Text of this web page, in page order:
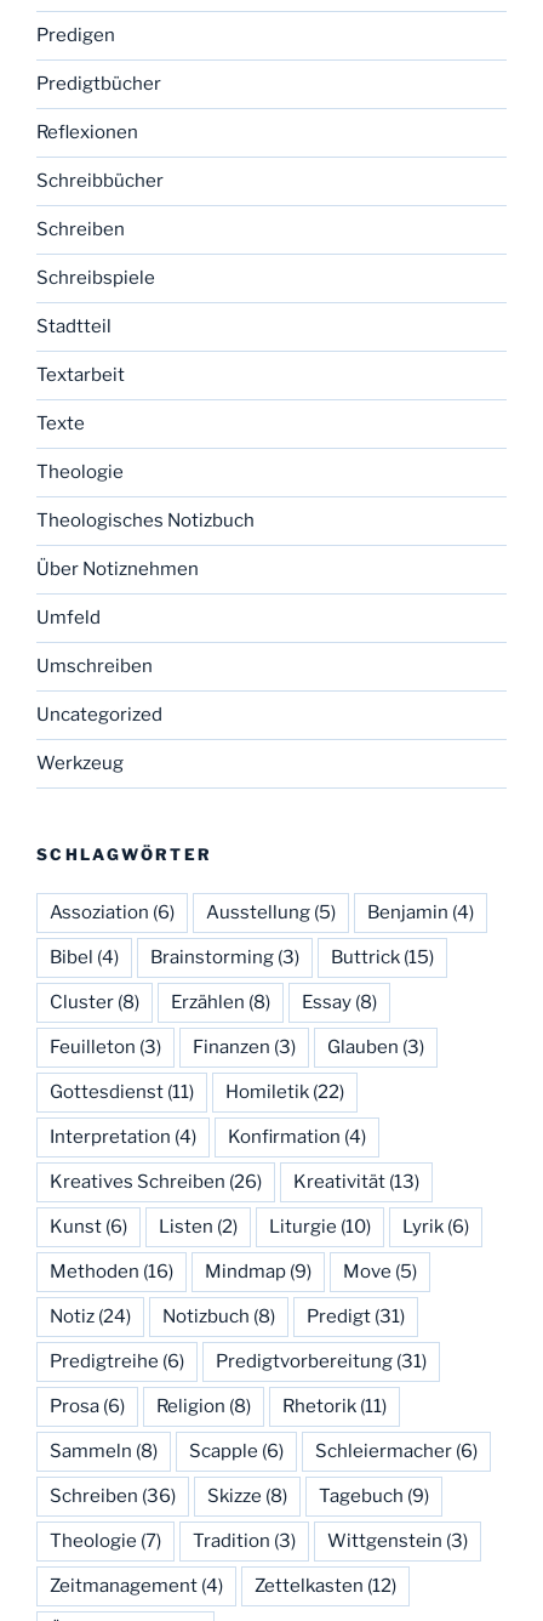
Predigen
Predigtbücher
Reflexionen
Schreibbücher
Schreiben
Schreibspiele
Stadtteil
Textarbeit
Texte
Theologie
Theologisches Notizbuch
Über Notiznehmen
Umfeld
Umschreiben
Uncategorized
Werkzeug
SCHLAGWÖRTER
Assoziation (6) Ausstellung (5) Benjamin (4)
Bibel (4) Brainstorming (3) Buttrick (15)
Cluster (8) Erzählen (8) Essay (8)
Feuilleton (3) Finanzen (3) Glauben (3)
Gottesdienst (11) Homiletik (22)
Interpretation (4) Konfirmation (4)
Kreatives Schreiben (26) Kreativität (13)
Kunst (6) Listen (2) Liturgie (10) Lyrik (6)
Methoden (16) Mindmap (9) Move (5)
Notiz (24) Notizbuch (8) Predigt (31)
Predigtreihe (6) Predigtvorbereitung (31)
Prosa (6) Religion (8) Rhetorik (11)
Sammeln (8) Scapple (6) Schleiermacher (6)
Schreiben (36) Skizze (8) Tagebuch (9)
Theologie (7) Tradition (3) Wittgenstein (3)
Zeitmanagement (4) Zettelkasten (12)